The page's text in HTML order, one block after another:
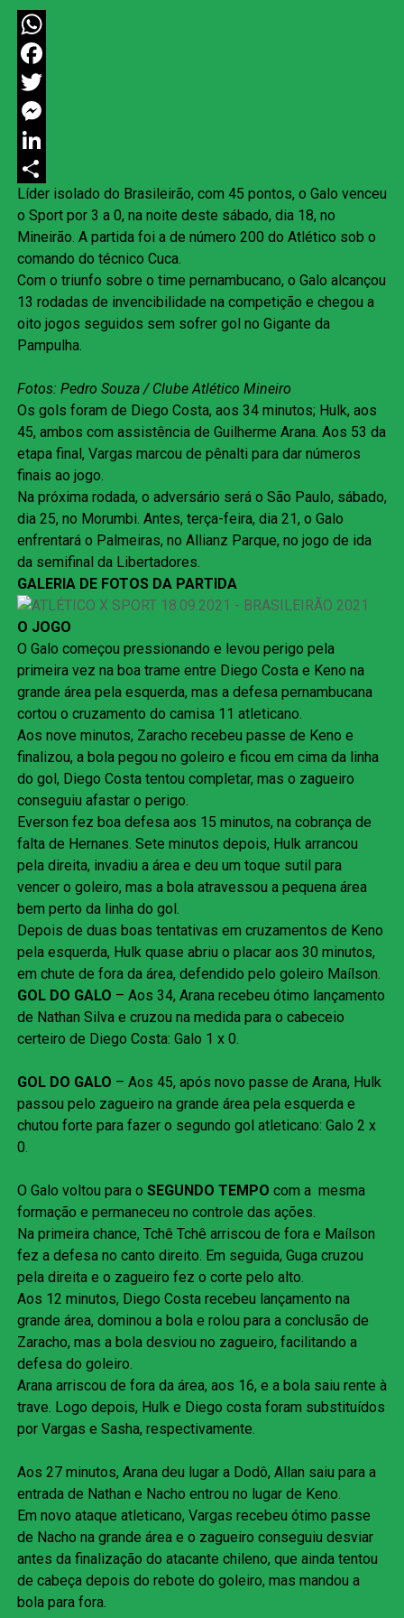
WhatsApp
Facebook
Twitter
Messenger
LinkedIn
Share
Líder isolado do Brasileirão, com 45 pontos, o Galo venceu
o Sport por 3 a 0, na noite deste sábado, dia 18, no
Mineirão. A partida foi a de número 200 do Atlético sob o
comando do técnico Cuca.
Com o triunfo sobre o time pernambucano, o Galo alcançou
13 rodadas de invencibilidade na competição e chegou a
oito jogos seguidos sem sofrer gol no Gigante da
Pampulha.
Fotos: Pedro Souza / Clube Atlético Mineiro
Os gols foram de Diego Costa, aos 34 minutos; Hulk, aos
45, ambos com assistência de Guilherme Arana. Aos 53 da
etapa final, Vargas marcou de pênalti para dar números
finais ao jogo.
Na próxima rodada, o adversário será o São Paulo, sábado,
dia 25, no Morumbi. Antes, terça-feira, dia 21, o Galo
enfrentará o Palmeiras, no Allianz Parque, no jogo de ida
da semifinal da Libertadores.
GALERIA DE FOTOS DA PARTIDA
O JOGO
O Galo começou pressionando e levou perigo pela
primeira vez na boa trame entre Diego Costa e Keno na
grande área pela esquerda, mas a defesa pernambucana
cortou o cruzamento do camisa 11 atleticano.
Aos nove minutos, Zaracho recebeu passe de Keno e
finalizou, a bola pegou no goleiro e ficou em cima da linha
do gol, Diego Costa tentou completar, mas o zagueiro
conseguiu afastar o perigo.
Everson fez boa defesa aos 15 minutos, na cobrança de
falta de Hernanes. Sete minutos depois, Hulk arrancou
pela direita, invadiu a área e deu um toque sutil para
vencer o goleiro, mas a bola atravessou a pequena área
bem perto da linha do gol.
Depois de duas boas tentativas em cruzamentos de Keno
pela esquerda, Hulk quase abriu o placar aos 30 minutos,
em chute de fora da área, defendido pelo goleiro Maílson.
GOL DO GALO – Aos 34, Arana recebeu ótimo lançamento
de Nathan Silva e cruzou na medida para o cabeceio
certeiro de Diego Costa: Galo 1 x 0.
GOL DO GALO – Aos 45, após novo passe de Arana, Hulk
passou pelo zagueiro na grande área pela esquerda e
chutou forte para fazer o segundo gol atleticano: Galo 2 x
0.
O Galo voltou para o SEGUNDO TEMPO com a mesma
formação e permaneceu no controle das ações.
Na primeira chance, Tchê Tchê arriscou de fora e Maílson
fez a defesa no canto direito. Em seguida, Guga cruzou
pela direita e o zagueiro fez o corte pelo alto.
Aos 12 minutos, Diego Costa recebeu lançamento na
grande área, dominou a bola e rolou para a conclusão de
Zaracho, mas a bola desviou no zagueiro, facilitando a
defesa do goleiro.
Arana arriscou de fora da área, aos 16, e a bola saiu rente à
trave. Logo depois, Hulk e Diego costa foram substituídos
por Vargas e Sasha, respectivamente.
Aos 27 minutos, Arana deu lugar a Dodô, Allan saiu para a
entrada de Nathan e Nacho entrou no lugar de Keno.
Em novo ataque atleticano, Vargas recebeu ótimo passe
de Nacho na grande área e o zagueiro conseguiu desviar
antes da finalização do atacante chileno, que ainda tentou
de cabeça depois do rebote do goleiro, mas mandou a
bola para fora.